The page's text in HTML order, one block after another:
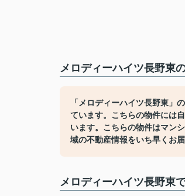
メロディーハイツ長野東
「メロディーハイツ長野東」
ています。こちらの物件には
います。こちらの物件はマン
域の不動産情報をいち早くお届
メロディーハイツ長野東